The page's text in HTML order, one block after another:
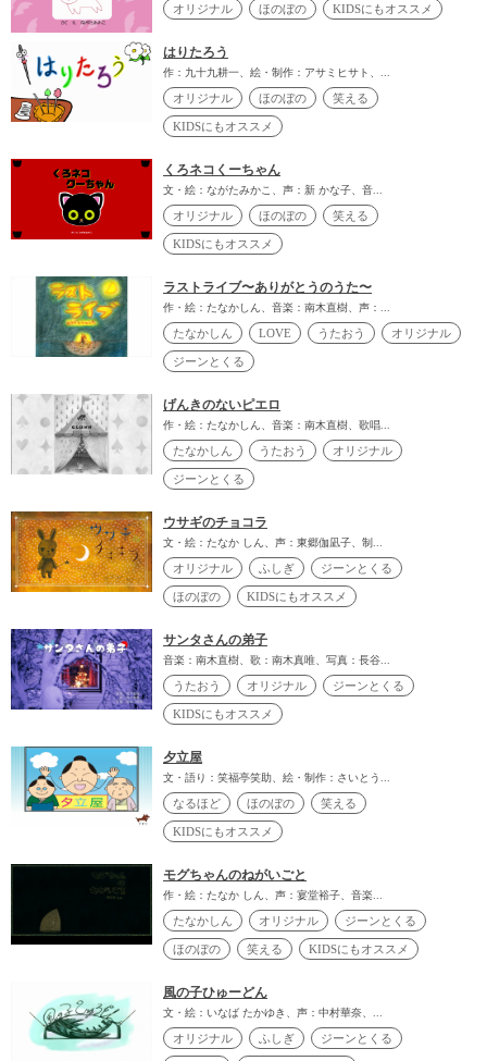
オリジナル ほのぼの KIDSにもオススメ
はりたろう
作：九十九耕一、絵・制作：アサミヒサト、...
オリジナル ほのぼの 笑える
KIDSにもオススメ
くろネコくーちゃん
文・絵：ながたみかこ、声：新 かな子、音...
オリジナル ほのぼの 笑える
KIDSにもオススメ
ラストライブ〜ありがとうのうた〜
作・絵：たなかしん、音楽：南木直樹、声：...
たなかしん LOVE うたおう オリジナル
ジーンとくる
げんきのないピエロ
作・絵：たなかしん、音楽：南木直樹、歌唱...
たなかしん うたおう オリジナル
ジーンとくる
ウサギのチョコラ
文・絵：たなか しん、声：東郷伽凪子、制...
オリジナル ふしぎ ジーンとくる
ほのぼの KIDSにもオススメ
サンタさんの弟子
音楽：南木直樹、歌：南木真唯、写真：長谷...
うたおう オリジナル ジーンとくる
KIDSにもオススメ
夕立屋
文・語り：笑福亭笑助、絵・制作：さいとう...
なるほど ほのぼの 笑える
KIDSにもオススメ
モグちゃんのねがいごと
作・絵：たなか しん、声：宴堂裕子、音楽...
たなかしん オリジナル ジーンとくる
ほのぼの 笑える KIDSにもオススメ
風の子ひゅーどん
文・絵：いなば たかゆき、声：中村華奈、...
オリジナル ふしぎ ジーンとくる